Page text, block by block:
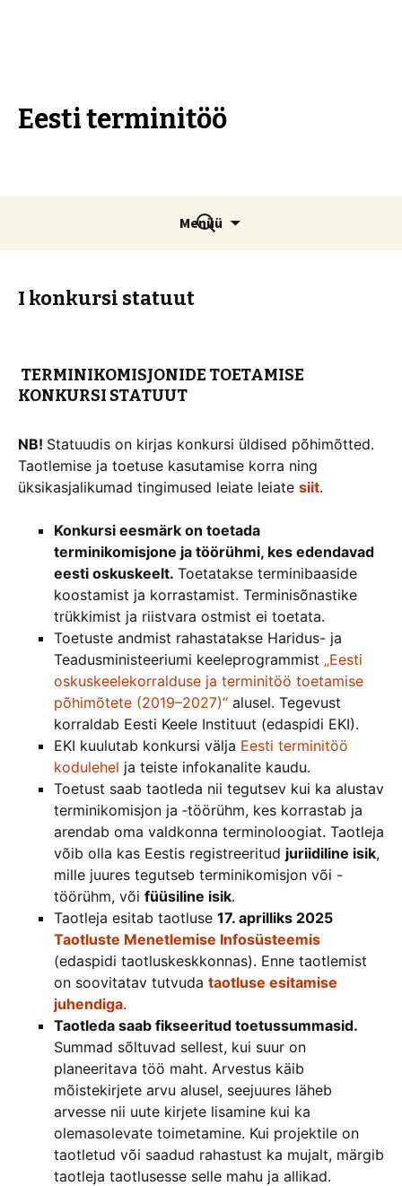
Eesti terminitöö
Menüü
juurde
Otsi:
I konkursi statuut
TERMINIKOMISJONIDE TOETAMISE
KONKURSI STATUUT
NB! Statuudis on kirjas konkursi üldised põhimõtted.
Taotlemise ja toetuse kasutamise korra ning
üksikasjalikumad tingimused leiate leiate siit.
Konkursi eesmärk on toetada
terminikomisjone ja töörühmi, kes edendavad
eesti oskuskeelt. Toetatakse terminibaaside
koostamist ja korrastamist. Terminisõnastike
trükkimist ja riistvara ostmist ei toetata.
Toetuste andmist rahastatakse Haridus- ja
Teadusministeeriumi keeleprogrammist „Eesti
oskuskeelekorralduse ja terminitöö toetamise
põhimõtete (2019–2027)“ alusel. Tegevust
korraldab Eesti Keele Instituut (edaspidi EKI).
EKI kuulutab konkursi välja Eesti terminitöö
kodulehel ja teiste infokanalite kaudu.
Toetust saab taotleda nii tegutsev kui ka alustav
terminikomisjon ja ‑töörühm, kes korrastab ja
arendab oma valdkonna terminoloogiat. Taotleja
võib olla kas Eestis registreeritud juriidiline isik,
mille juures tegutseb terminikomisjon või -
töörühm, või füüsiline isik.
Taotleja esitab taotluse 17. aprilliks 2025
Taotluste Menetlemise Infosüsteemis
(edaspidi taotluskeskkonnas). Enne taotlemist
on soovitatav tutvuda taotluse esitamise
juhendiga.
Taotleda saab fikseeritud toetussummasid.
Summad sõltuvad sellest, kui suur on
planeeritava töö maht. Arvestus käib
mõistekirjete arvu alusel, seejuures läheb
arvesse nii uute kirjete lisamine kui ka
olemasolevate toimetamine. Kui projektile on
taotletud või saadud rahastust ka mujalt, märgib
taotleja taotlusesse selle mahu ja allikad.